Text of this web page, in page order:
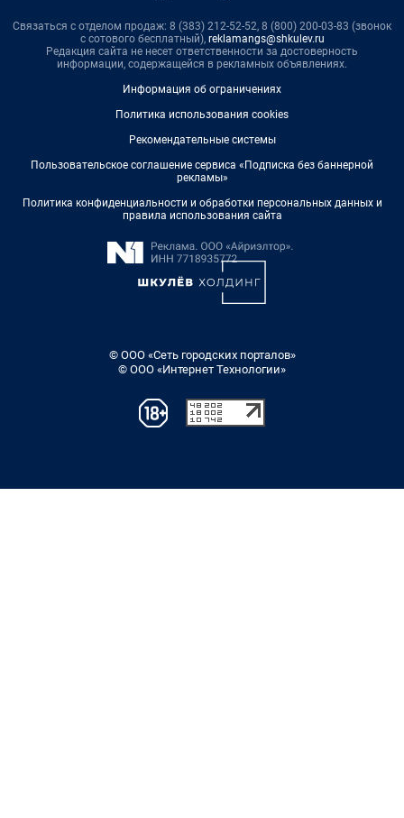
Связаться с отделом продаж: 8 (383) 212-52-52, 8 (800) 200-03-83 (звонок
с сотового бесплатный), reklamangs@shkulev.ru
Редакция сайта не несет ответственности за достоверность
информации, содержащейся в рекламных объявлениях.
Информация об ограничениях
Политика использования cookies
Рекомендательные системы
Пользовательское соглашение сервиса «Подписка без баннерной
рекламы»
Политика конфиденциальности и обработки персональных данных и
правила использования сайта
© ООО «Сеть городских порталов»
© ООО «Интернет Технологии»